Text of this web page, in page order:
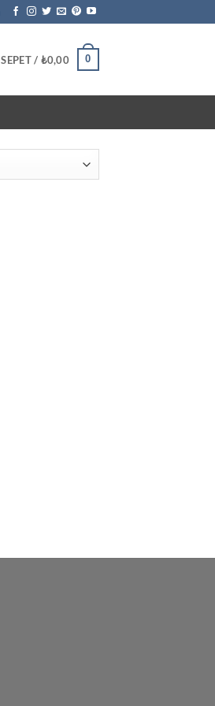
SEPET / ₺0,00 0